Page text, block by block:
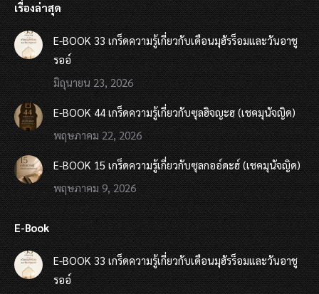
เรื่องล่าสุด
E-BOOK 33 เกร็ดความรู้เกี่ยวกับเดือนมุฮัรร็อมและวันอาชู
รออ์
มิถุนายน 23, 2026
E-BOOK 44 เกร็ดความรู้เกี่ยวกับซุลฮิจญะฮฺ (เชคมุนัจญิด)
พฤษภาคม 22, 2026
E-BOOK 15 เกร็ดความรู้เกี่ยวกับซุลกออ์ดะฮ์ (เชคมุนัจญิด)
พฤษภาคม 9, 2026
E-Book
E-BOOK 33 เกร็ดความรู้เกี่ยวกับเดือนมุฮัรร็อมและวันอาชู
รออ์